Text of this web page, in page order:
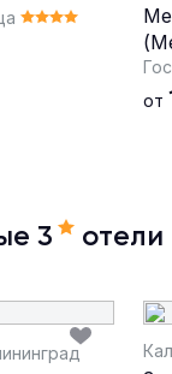
от
3 отели